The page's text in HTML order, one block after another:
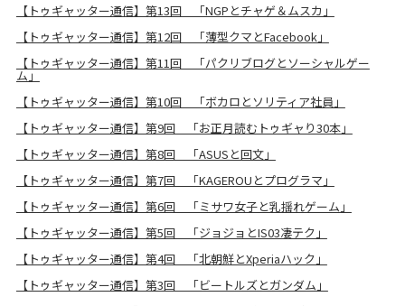
【トゥギャッター通信】第13回 「NGPとチャゲ＆ムスカ」
【トゥギャッター通信】第12回 「薄型クマとFacebook」
【トゥギャッター通信】第11回 「パクリブログとソーシャルゲー
ム」
【トゥギャッター通信】第10回 「ボカロとソリティア社員」
【トゥギャッター通信】第9回 「お正月読むトゥギャり30本」
【トゥギャッター通信】第8回 「ASUSと回文」
【トゥギャッター通信】第7回 「KAGEROUとプログラマ」
【トゥギャッター通信】第6回 「ミサワ女子と乳揺れゲーム」
【トゥギャッター通信】第5回 「ジョジョとIS03凄テク」
【トゥギャッター通信】第4回 「北朝鮮とXperiaハック」
【トゥギャッター通信】第3回 「ビートルズとガンダム」